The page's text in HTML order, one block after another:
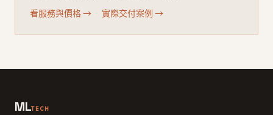
看服務與價格→ 實際交付案例 →
MLTECH